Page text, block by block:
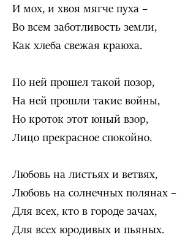
И мох, и хвоя мягче пуха –
Во всем заботливость земли,
Как хлеба свежая краюха.
По ней прошел такой позор,
На ней прошли такие войны,
Но кроток этот юный взор,
Лицо прекрасное спокойно.
Любовь на листьях и ветвях,
Любовь на солнечных полянах –
Для всех, кто в городе зачах,
Для всех юродивых и пьяных.